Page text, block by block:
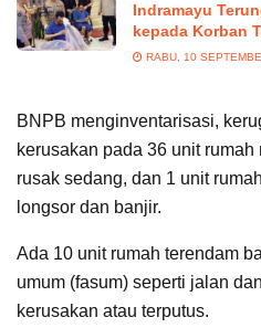
Indramayu
kepada Korban
RABU, 10
BNPB menginventarisasi,
kerusakan pada 36 unit
rusak sedang, dan 1 unit
longsor dan banjir.
Ada 10 unit rumah terendam
umum (fasum) seperti jalan
kerusakan atau terputus.